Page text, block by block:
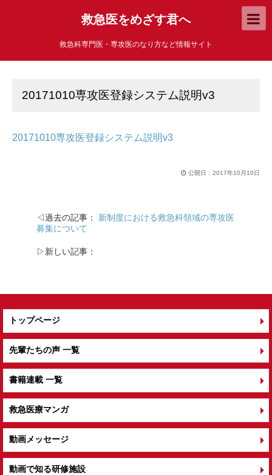
救急医をめざす君へ
救急科専門医・専攻医のなり方など情報サイト
20171010専攻医登録システム説明v3
20171010専攻医登録システム説明v3
公開日： 2017年10月10日
◁過去の記事： 新制度における救急科領域の専攻医
募集について
▷新しい記事：
トップページ
先輩たちの声 一覧
書籍連載 一覧
救急医療マンガ
動画メッセージ
動画で知る研修施設